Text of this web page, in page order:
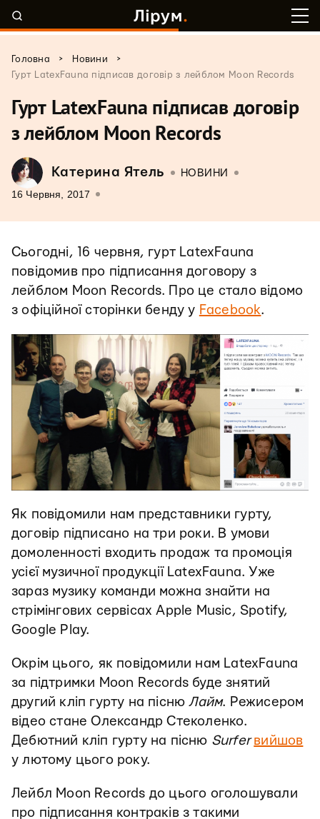
Головна > Новини
>
Гурт LatexFauna підписав договір з лейблом Moon Records
Гурт LatexFauna підписав договір
з лейблом Moon Records
Катерина Ятель НОВИНИ
16 Червня, 2017
Сьогодні, 16 червня, гурт LatexFauna
повідомив про підписання договору з
лейблом Moon Records. Про це стало відомо
з офіційної сторінки бенду у Facebook.
Як повідомили нам представники гурту,
договір підписано на три роки. В умови
домоленності входить продаж та промоція
усієї музичної продукції LatexFauna. Уже
зараз музику команди можна знайти на
стрімінгових сервісах Apple Music, Spotify,
Google Play.
Окрім цього, як повідомили нам LatexFauna
за підтримки Moon Records буде знятий
другий кліп гурту на піснюЛайм. Режисером
відео стане Олександр Стеколенко.
Дебютний кліп гурту на пісню Surfer вийшов
у лютому цього року.
Лейбл Moon Records до цього оголошували
про підписання контраків з такими